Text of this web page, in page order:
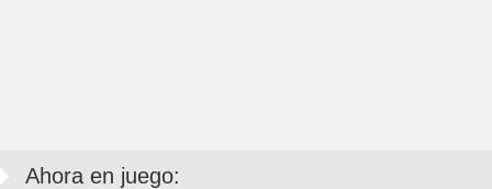
Ahora en juego: